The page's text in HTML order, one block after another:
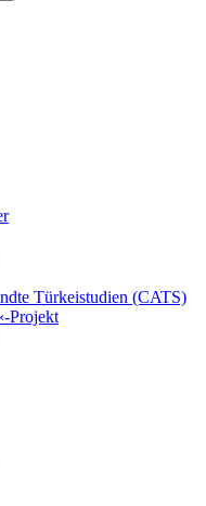
Türkeistudien (CATS)
Projekt